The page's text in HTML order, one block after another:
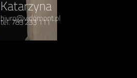
Katarzyna
biuro@vidomont.pl
tel. 783 233 111